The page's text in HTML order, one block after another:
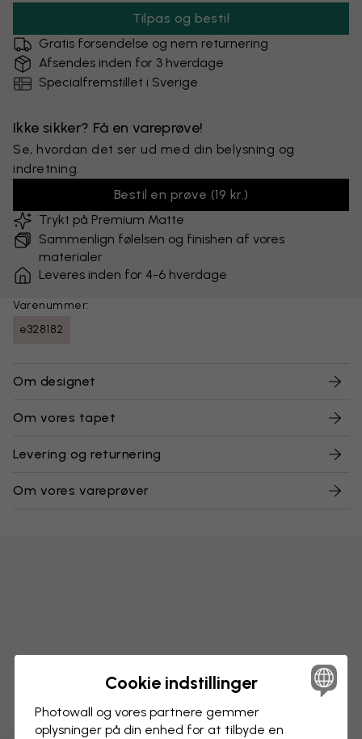
Tilpas og bestil
Gratis forsendelse og nem returnering
Afsendes inden for 3 hverdage
Specialfremstillet i Sverige
Ikke sikker? Få en vareprøve!
Se, hvordan det ser ud med din belysning og
indretning.
Bestil en prøve (19 kr.)
Trykt på Premium Matte
Sammenlign følelsen og finishen af vores
materialer
Leveres inden for 4-6 hverdage
Varenummer:
e328182
Om designet
Om vores tapet
Levering og returnering
Om vores vareprøver
Cookie indstillinger
Photowall og vores partnere gemmer
oplysninger på din enhed for at tilbyde en